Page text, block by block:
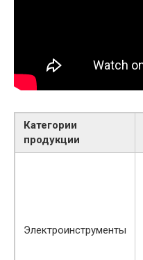
Категории
продукции
Электроинструменты